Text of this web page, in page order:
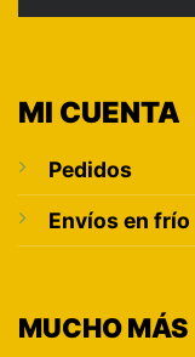
MI CUENTA
Pedidos
Envíos en frío
MUCHO MÁS